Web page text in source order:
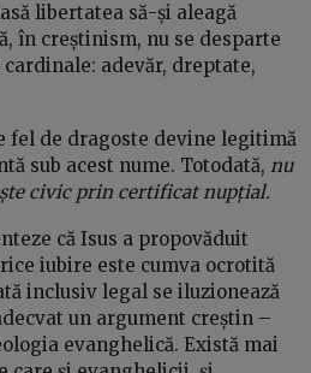
libertatea să-și aleagă
în creștinism, nu se desparte
adevăr, dreptate,
fel de dragoste devine legitimă
sub acest nume. Totodată, nu
civic prin certificat nupțial.
că Isus a propovăduit
iubire este cumva ocrotită
inclusiv legal se iluzionează
un argument creștin –
evanghelică. Există mai